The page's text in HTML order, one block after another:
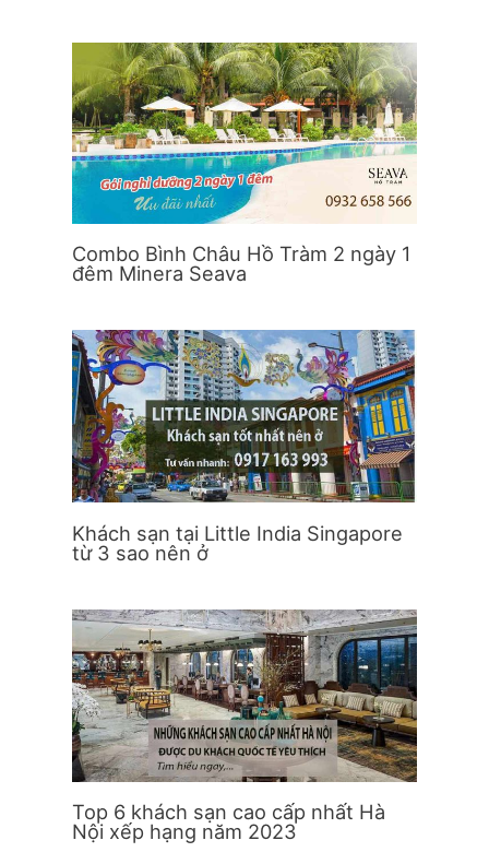
Combo Bình Châu Hồ Tràm 2 ngày 1
đêm Minera Seava
Khách sạn tại Little India Singapore
từ 3 sao nên ở
Top 6 khách sạn cao cấp nhất Hà
Nội xếp hạng năm 2023